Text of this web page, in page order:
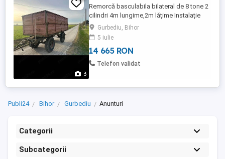
3
Remorcă basculabila bilateral de 8 tone 2
cilindri 4m lungime,2m lățime Instalație
electrică Preț în euro
Gurbediu, Bihor
5 iulie
14 665 RON
Telefon validat
Publi24 Bihor Gurbediu Anunturi
Categorii
Subcategorii